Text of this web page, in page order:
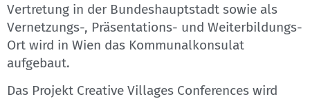
Vertretung in der Bundeshauptstadt sowie als
Vernetzungs-, Präsentations- und Weiterbildungs-
Ort wird in Wien das Kommunalkonsulat
aufgebaut.
Das Projekt Creative Villages Conferences wird